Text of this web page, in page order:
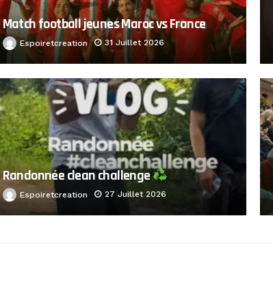
Match football jeunes Maroc vs France
Espoiretcreation 31 Juillet 2026
Randonnée clean challenge
Espoiretcreation 27 Juillet 2026